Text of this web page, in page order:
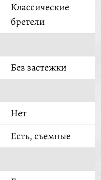
Классические
бретели
Без застежки
Нет
Есть, съемные